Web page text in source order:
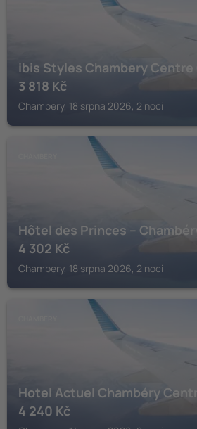
ibis Styles Chambery Centre
3 818 Kč
Chambery, 18 srpna 2026, 2 noci
Hôtel des Princes –
4 302 Kč
Chambery, 18 srpna 2026, 2 noci
Hotel Actuel Chambéry
4 240 Kč